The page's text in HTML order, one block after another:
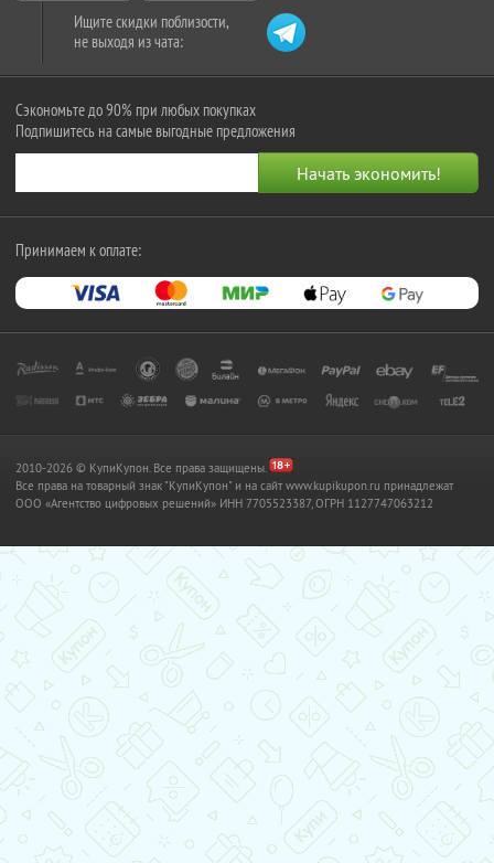
Ищите скидки поблизости,
не выходя из чата:
Сэкономьте до 90% при любых покупках
Подпишитесь на самые выгодные предложения
Принимаем к оплате:
2010-2026 © КупиКупон. Все права защищены.
Все права на товарный знак "КупиКупон" и на сайт www.kupikupon.ru принадлежат
OOO «Агентство цифровых решений» ИНН 7705523387, ОГРН 1127747063212